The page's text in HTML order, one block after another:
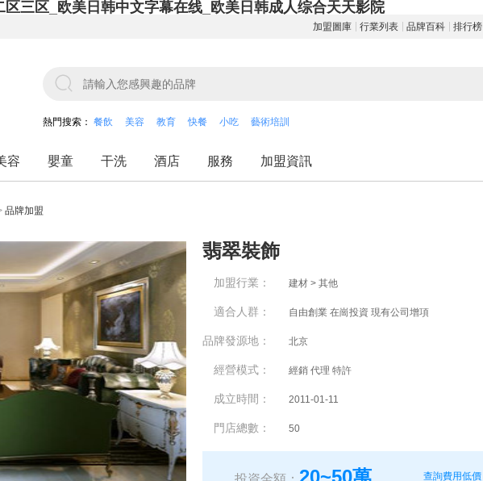
三区_欧美日韩中文字幕在线_欧美日韩成人综合天天影院
加盟圖庫 行業列表 品牌百科 排行榜
熱門搜索： 餐飲 美容 教育 快餐 小吃 藝術培訓
容 嬰童 干洗 酒店 服務 加盟資訊
品牌加盟
翡翠裝飾
加盟行業： 建材 > 其他
適合人群： 自由創業 在崗投資 現有公司增項
品牌發源地： 北京
經營模式： 經銷 代理 特許
成立時間： 2011-01-11
門店總數： 50
20~50萬 查詢費用低價